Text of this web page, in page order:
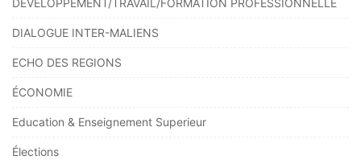
DEVELOPPEMENT/TRAVAIL/FORMATION PROFESSIONNELLE
DIALOGUE INTER-MALIENS
ECHO DES REGIONS
ÉCONOMIE
Education & Enseignement Superieur
Élections